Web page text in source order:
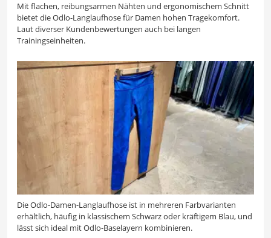
Mit flachen, reibungsarmen Nähten und ergonomischem Schnitt
bietet die Odlo-Langlaufhose für Damen hohen Tragekomfort.
Laut diverser Kundenbewertungen auch bei langen
Trainingseinheiten.
Die Odlo-Damen-Langlaufhose ist in mehreren Farbvarianten
erhältlich, häufig in klassischem Schwarz oder kräftigem Blau, und
lässt sich ideal mit Odlo-Baselayern kombinieren.